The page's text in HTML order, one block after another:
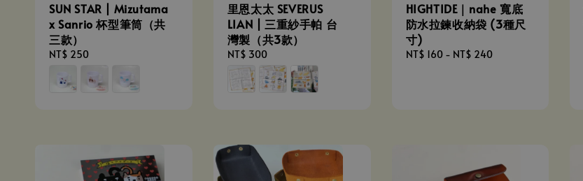
SUN STAR | Mizutama
x Sanrio 杯型筆筒（共
三款）
Regular
NT$ 250
里恩太太 SEVERUS
LIAN | 三重紗手帕 台
灣製（共3款）
Regular
price
NT$ 300
HIGHTIDE｜nahe 寬底
防水拉鍊收納袋 (3種尺
寸)
Regular
NT$ 160- NT$ 240